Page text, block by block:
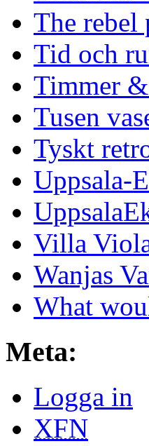
The rebel
Tid och
Timmer
Tusen
Tyskt
Uppsala-
Villa
Wanjas
What
Meta:
Logga in
XFN